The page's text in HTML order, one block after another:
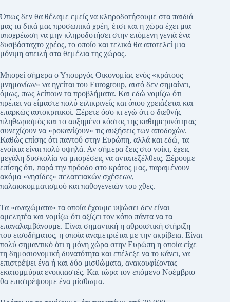
Όπως δεν θα θέλαμε εμείς να κληροδοτήσουμε στα παιδιά
μας τα δικά μας προσωπικά χρέη, έτσι και η χώρα έχει μια
υποχρέωση να μην κληροδοτήσει στην επόμενη γενιά ένα
δυσβάσταχτο χρέος, το οποίο και τελικά θα αποτελεί μια
μόνιμη απειλή στα θεμέλια της χώρας.
Μπορεί σήμερα ο Υπουργός Οικονομίας ενός «κράτους
μνημονίων» να ηγείται του Eurogroup, αυτό δεν σημαίνει,
όμως, πως λείπουν τα προβλήματα. Και εδώ νομίζω ότι
πρέπει να είμαστε πολύ ειλικρινείς και όπου χρειάζεται και
επαρκώς αυτοκριτικοί. Ξέρετε όσο κι εγώ ότι ο διεθνής
πληθωρισμός και το αυξημένο κόστος της καθημερινότητας
συνεχίζουν να «ροκανίζουν» τις αυξήσεις των αποδοχών.
Καθώς επίσης ότι παντού στην Ευρώπη, αλλά και εδώ, τα
ενοίκια είναι πολύ υψηλά. Αν σήμερα ζεις στο νοίκι, έχεις
μεγάλη δυσκολία να μπορέσεις να ανταπεξέλθεις. Ξέρουμε
επίσης ότι, παρά την πρόοδο στο κράτος μας, παραμένουν
ακόμα «νησίδες» πελατειακών σχέσεων,
παλαιοκομματισμού και παθογενειών του χθες.
Τα «αναχώματα» τα οποία έχουμε υψώσει δεν είναι
αμελητέα και νομίζω ότι αξίζει τον κόπο πάντα να τα
επαναλαμβάνουμε. Είναι σημαντική η αθροιστική στήριξη
του εισοδήματος, η οποία αναμετριέται με την ακρίβεια. Είναι
πολύ σημαντικό ότι η μόνη χώρα στην Ευρώπη η οποία είχε
τη δημοσιονομική δυνατότητα και επέλεξε να το κάνει, να
επιστρέψει ένα ή και δύο μισθώματα, ανακουφίζοντας
εκατομμύρια ενοικιαστές. Και τώρα τον επόμενο Νοέμβριο
θα επιστρέψουμε ένα μίσθωμα.